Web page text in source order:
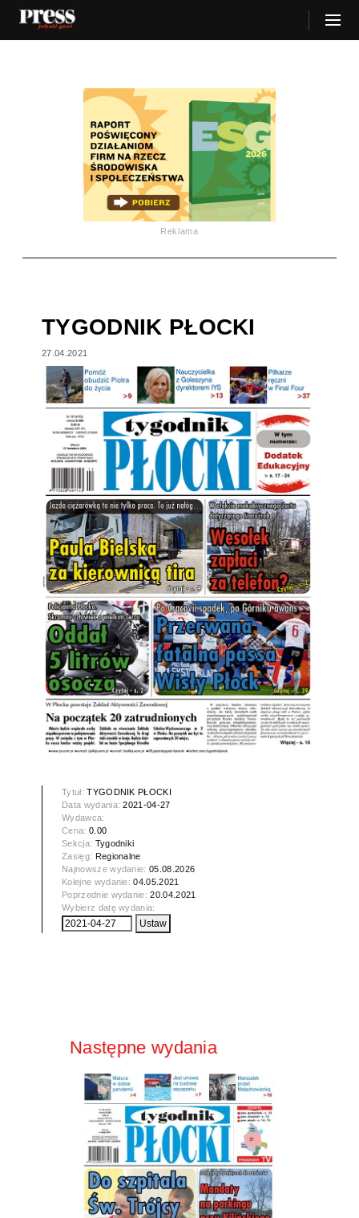
Reklama
TYGODNIK PŁOCKI
27.04.2021
Tytuł:TYGODNIK PŁOCKI
Data wydania:2021-04-27
Wydawca:
Cena: 0.00
Sekcja: Tygodniki
Zasięg: Regionalne
Najnowsze wydanie:05.08.2026
Kolejne wydanie:04.05.2021
Poprzednie wydanie:20.04.2021
Wybierz datę wydania:
Następne wydania